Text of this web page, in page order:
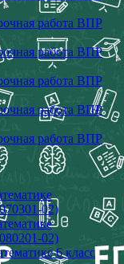
работа ВПР
работа ВПР
работа ВПР
работа ВПР
работа ВПР
02)
02)
6 класс